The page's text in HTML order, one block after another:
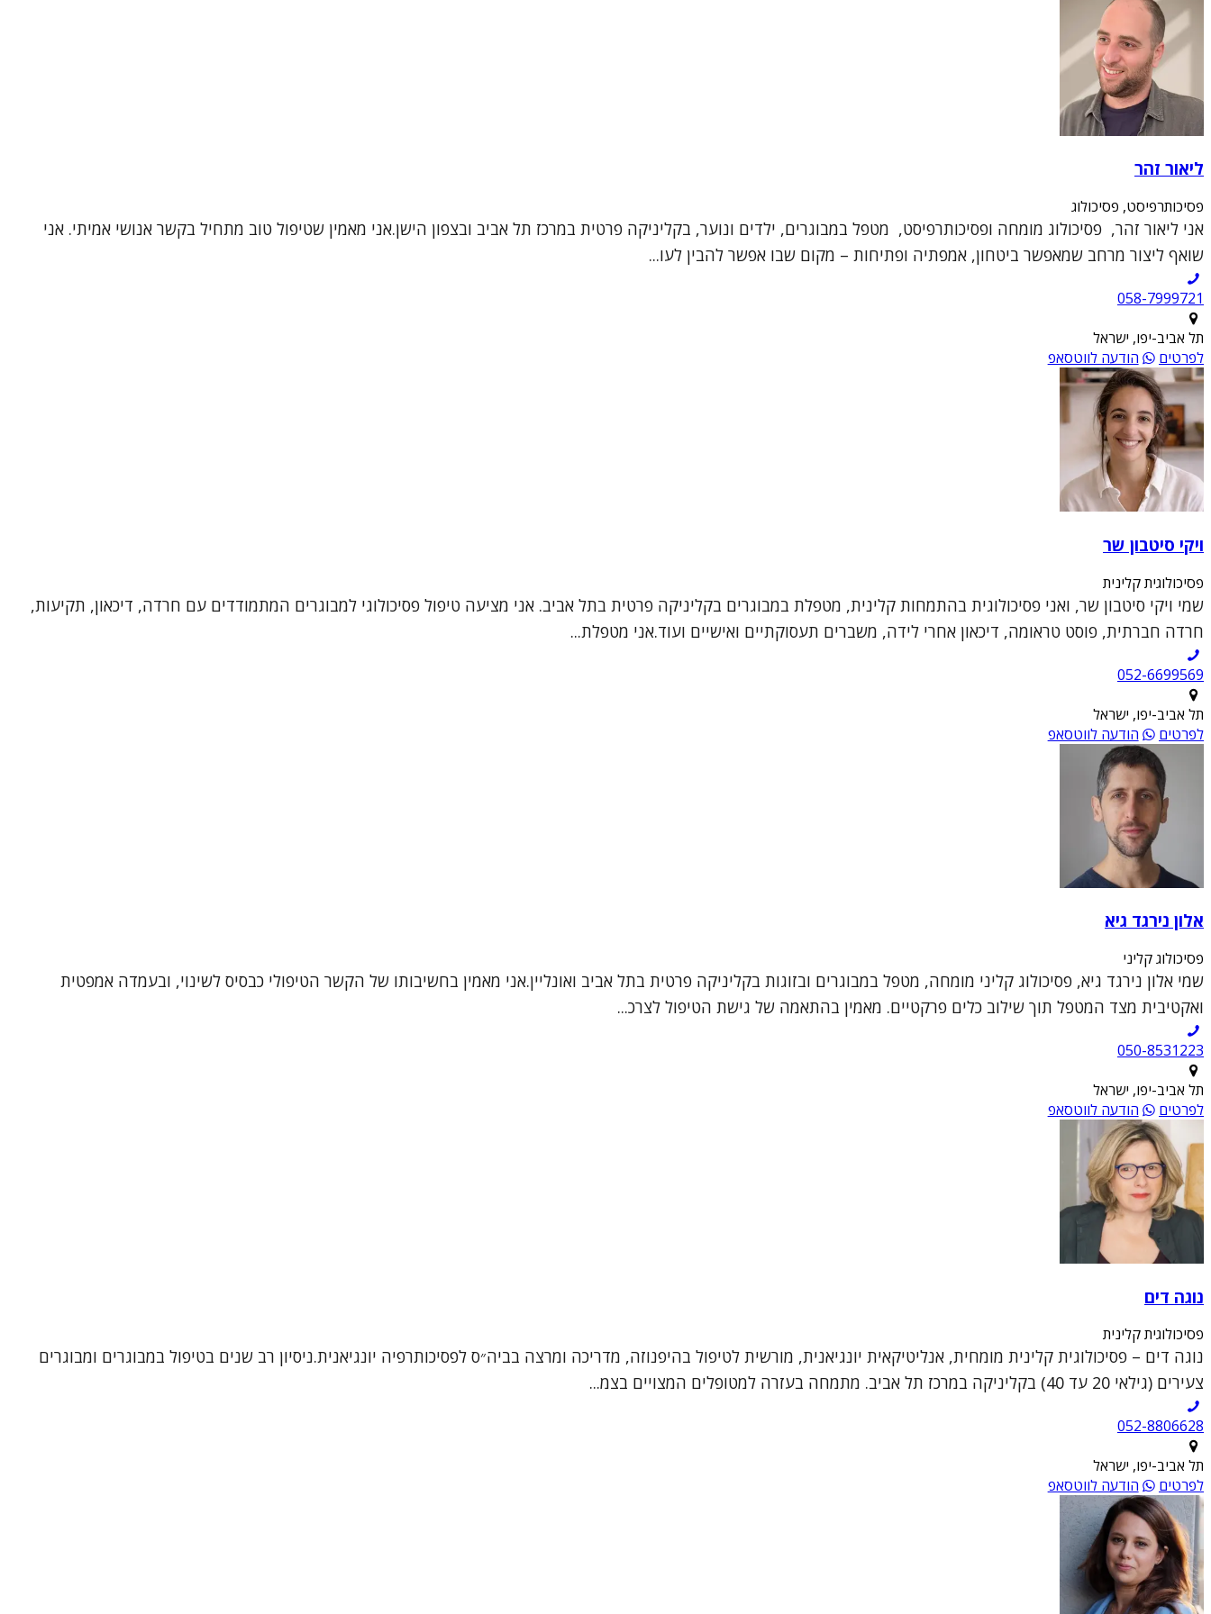
ליאור זהר
פסיכותרפיסט, פסיכולוג
אני ליאור זהר, פסיכולוג מומחה ופסיכותרפיסט, מטפל במבוגרים, ילדים ונוער, בקליניקה פרטית במרכז תל אביב ובצפון הישן.אני מאמין שטיפול טוב מתחיל בקשר אנושי אמיתי. אני
שואף ליצור מרחב שמאפשר ביטחון, אמפתיה ופתיחות – מקום שבו אפשר להבין לעו...
תל אביב-יפו, ישראל
לפרטים
הודעה לווטסאפ
ויקי סיטבון שר
פסיכולוגית קלינית
שמי ויקי סיטבון שר, ואני פסיכולוגית בהתמחות קלינית, מטפלת במבוגרים בקליניקה פרטית בתל אביב. אני מציעה טיפול פסיכולוגי למבוגרים המתמודדים עם חרדה, דיכאון, תקיעות,
חרדה חברתית, פוסט טראומה, דיכאון אחרי לידה, משברים תעסוקתיים ואישיים ועוד.אני מטפלת...
052-6699569
תל אביב-יפו, ישראל
לפרטים
הודעה לווטסאפ
אלון נירגד גיא
פסיכולוג קליני
שמי אלון נירגד גיא, פסיכולוג קליני מומחה, מטפל במבוגרים ובזוגות בקליניקה פרטית בתל אביב ואונליין.אני מאמין בחשיבותו של הקשר הטיפולי כבסיס לשינוי, ובעמדה אמפטית
ואקטיבית מצד המטפל תוך שילוב כלים פרקטיים. מאמין בהתאמה של גישת הטיפול לצרכ...
050-8531223
תל אביב-יפו, ישראל
לפרטים
הודעה לווטסאפ
נוגה דים
פסיכולוגית קלינית
נוגה דים – פסיכולוגית קלינית מומחית, אנליטיקאית יונגיאנית, מורשית לטיפול בהיפנוזה, מדריכה ומרצה בביה״ס לפסיכותרפיה יונגיאנית.ניסיון רב שנים בטיפול במבוגרים ומבוגרים
צעירים (גילאי 20 עד 40) בקליניקה במרכז תל אביב. מתמחה בעזרה למטופלים המצויים בצמ...
052-8806628
תל אביב-יפו, ישראל
לפרטים
הודעה לווטסאפ